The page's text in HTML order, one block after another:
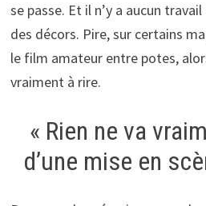
se passe. Et il n’y a aucun
des décors. Pire, sur certains
le film amateur entre potes,
vraiment à rire.
« Rien ne va
d’une mise en